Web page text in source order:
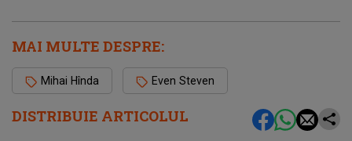
DISTRIBUIE ARTICOLUL
MAI MULTE DESPRE:
Mihai Hînda Even Steven